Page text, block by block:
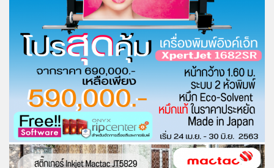
บ่อย
ที่ตั้ง
บริษัท